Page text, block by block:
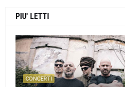
PIU' LETTI
CONCERTI